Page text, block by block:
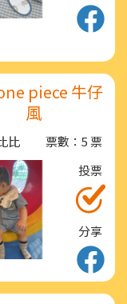
piece 牛仔
風
比
票數：5 票
投票
分享